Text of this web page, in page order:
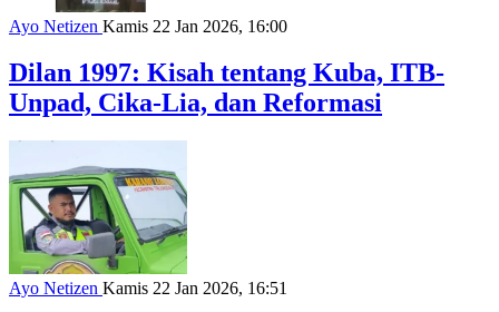
Ayo Netizen Kamis 22 Jan 2026, 16:00
Dilan 1997: Kisah tentang Kuba, ITB-
Unpad, Cika-Lia, dan Reformasi
Ayo Netizen Kamis 22 Jan 2026, 16:51